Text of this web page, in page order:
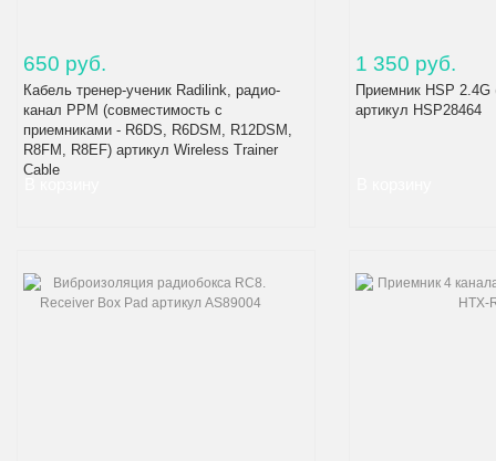
650 руб.
Кабель тренер-ученик Radilink, радио-
канал PPM (совместимость с
приемниками - R6DS, R6DSM, R12DSM,
R8FM, R8EF) артикул Wireless Trainer
Cable
1 350 руб.
Приемник HSP 2.4G
артикул HSP28464